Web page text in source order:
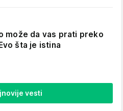
može da vas prati preko
šta je istina
vesti